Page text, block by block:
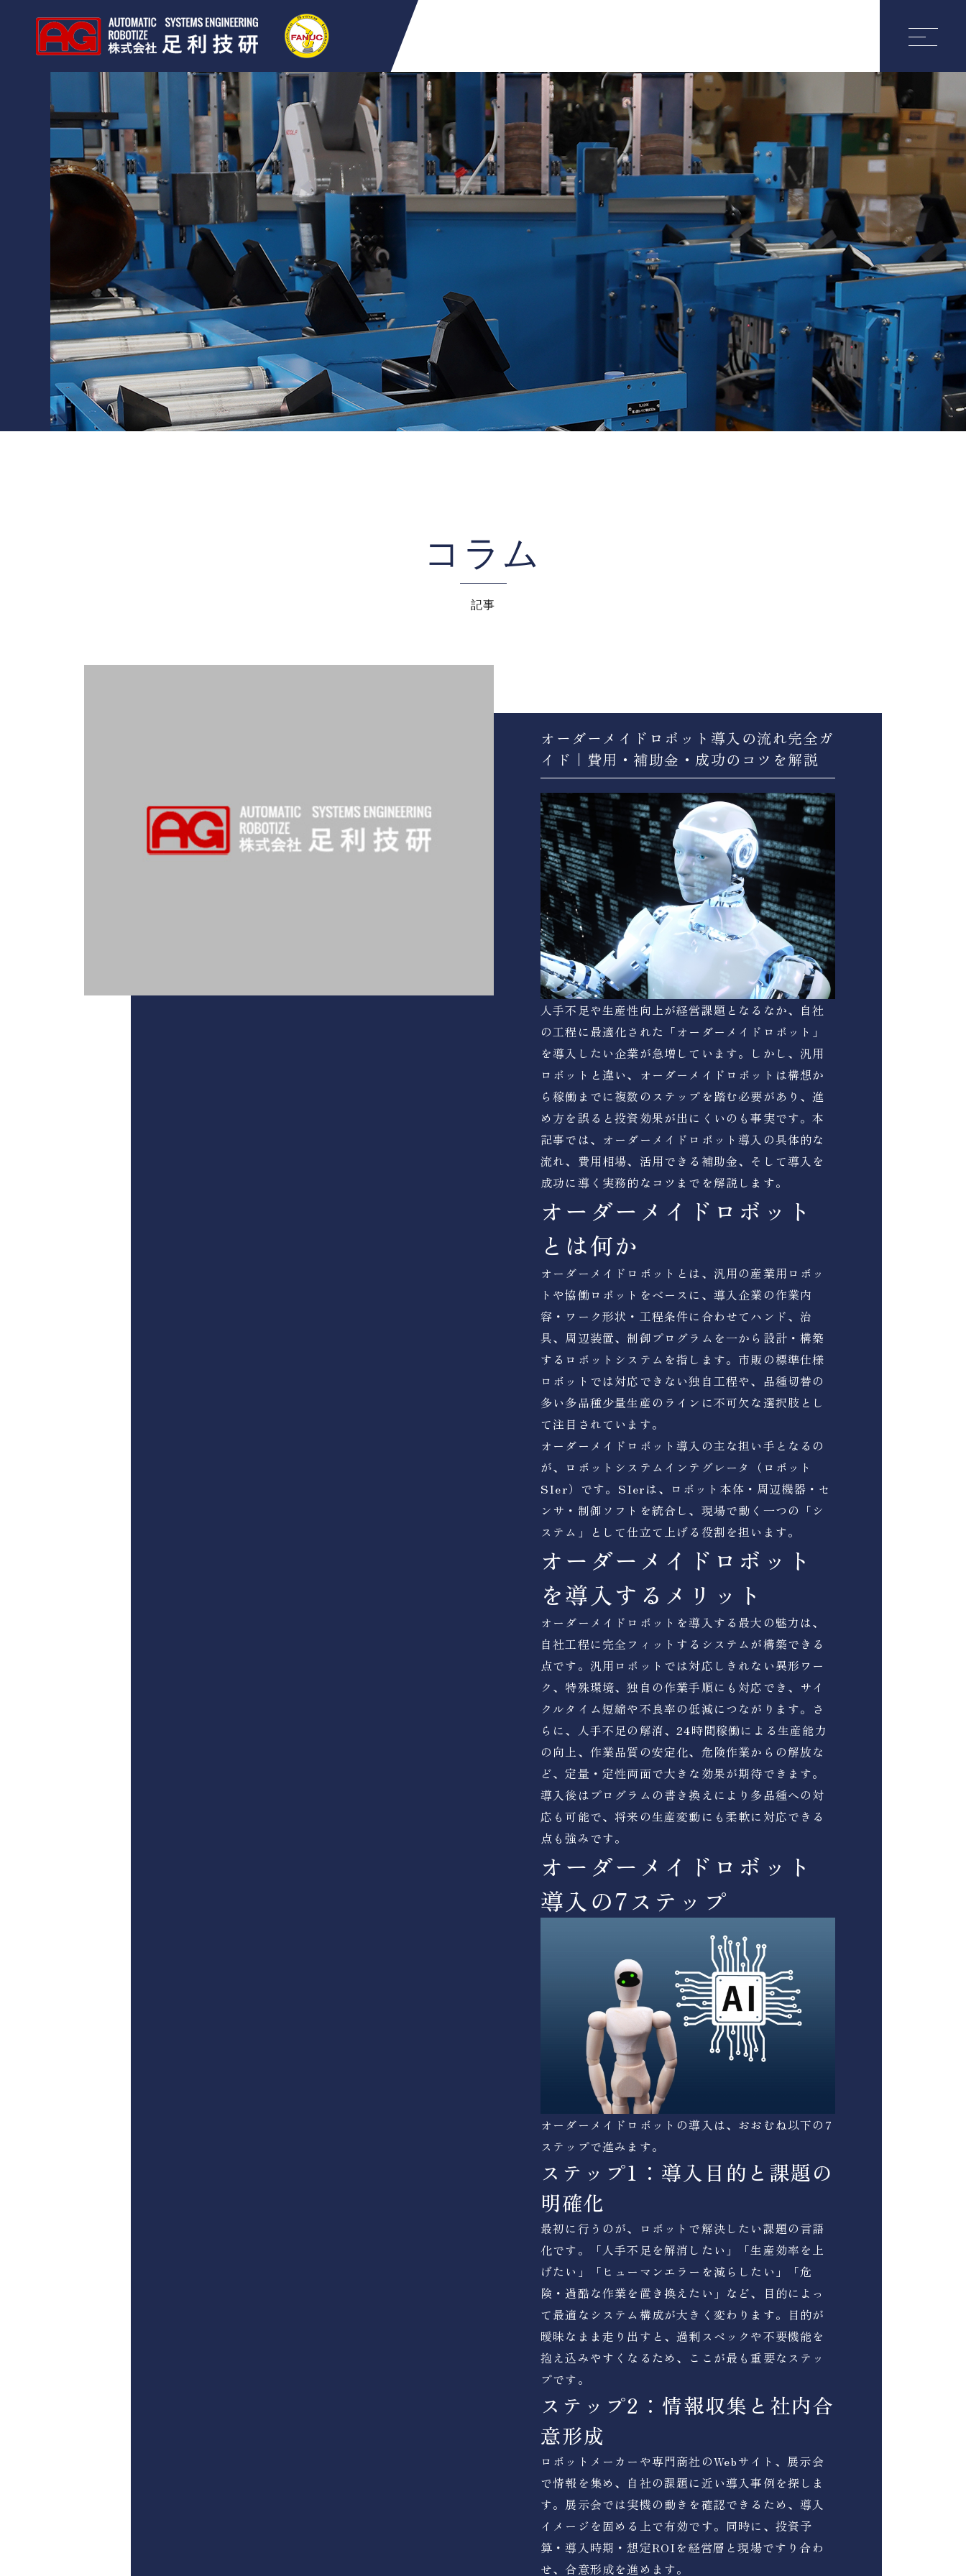
コラム
記事
オーダーメイドロボット導入の流れ完全ガ
イド｜費用・補助金・成功のコツを解説
人手不足や生産性向上が経営課題となるなか、自社
の工程に最適化された「オーダーメイドロボット」
を導入したい企業が急増しています。しかし、汎用
ロボットと違い、オーダーメイドロボットは構想か
ら稼働までに複数のステップを踏む必要があり、進
め方を誤ると投資効果が出にくいのも事実です。本
記事では、オーダーメイドロボット導入の具体的な
流れ、費用相場、活用できる補助金、そして導入を
成功に導く実務的なコツまでを解説します。
オーダーメイドロボット
とは何か
オーダーメイドロボットとは、汎用の産業用ロボッ
トや協働ロボットをベースに、導入企業の作業内
容・ワーク形状・工程条件に合わせてハンド、治
具、周辺装置、制御プログラムを一から設計・構築
するロボットシステムを指します。市販の標準仕様
ロボットでは対応できない独自工程や、品種切替の
多い多品種少量生産のラインに不可欠な選択肢とし
て注目されています。
オーダーメイドロボット導入の主な担い手となるの
が、ロボットシステムインテグレータ（ロボット
SIer）です。SIerは、ロボット本体・周辺機器・セ
ンサ・制御ソフトを統合し、現場で動く一つの「シ
ステム」として仕立て上げる役割を担います。
オーダーメイドロボット
を導入するメリット
オーダーメイドロボットを導入する最大の魅力は、
自社工程に完全フィットするシステムが構築できる
点です。汎用ロボットでは対応しきれない異形ワー
ク、特殊環境、独自の作業手順にも対応でき、サイ
クルタイム短縮や不良率の低減につながります。さ
らに、人手不足の解消、24時間稼働による生産能力
の向上、作業品質の安定化、危険作業からの解放な
ど、定量・定性両面で大きな効果が期待できます。
導入後はプログラムの書き換えにより多品種への対
応も可能で、将来の生産変動にも柔軟に対応できる
点も強みです。
オーダーメイドロボット
導入の7ステップ
オーダーメイドロボットの導入は、おおむね以下の7
ステップで進みます。
ステップ1：導入目的と課題の
明確化
最初に行うのが、ロボットで解決したい課題の言語
化です。「人手不足を解消したい」「生産効率を上
げたい」「ヒューマンエラーを減らしたい」「危
険・過酷な作業を置き換えたい」など、目的によっ
て最適なシステム構成が大きく変わります。目的が
曖昧なまま走り出すと、過剰スペックや不要機能を
抱え込みやすくなるため、ここが最も重要なステッ
プです。
ステップ2：情報収集と社内合
意形成
ロボットメーカーや専門商社のWebサイト、展示会
で情報を集め、自社の課題に近い導入事例を探しま
す。展示会では実機の動きを確認できるため、導入
イメージを固める上で有効です。同時に、投資予
算・導入時期・想定ROIを経営層と現場ですり合わ
せ、合意形成を進めます。